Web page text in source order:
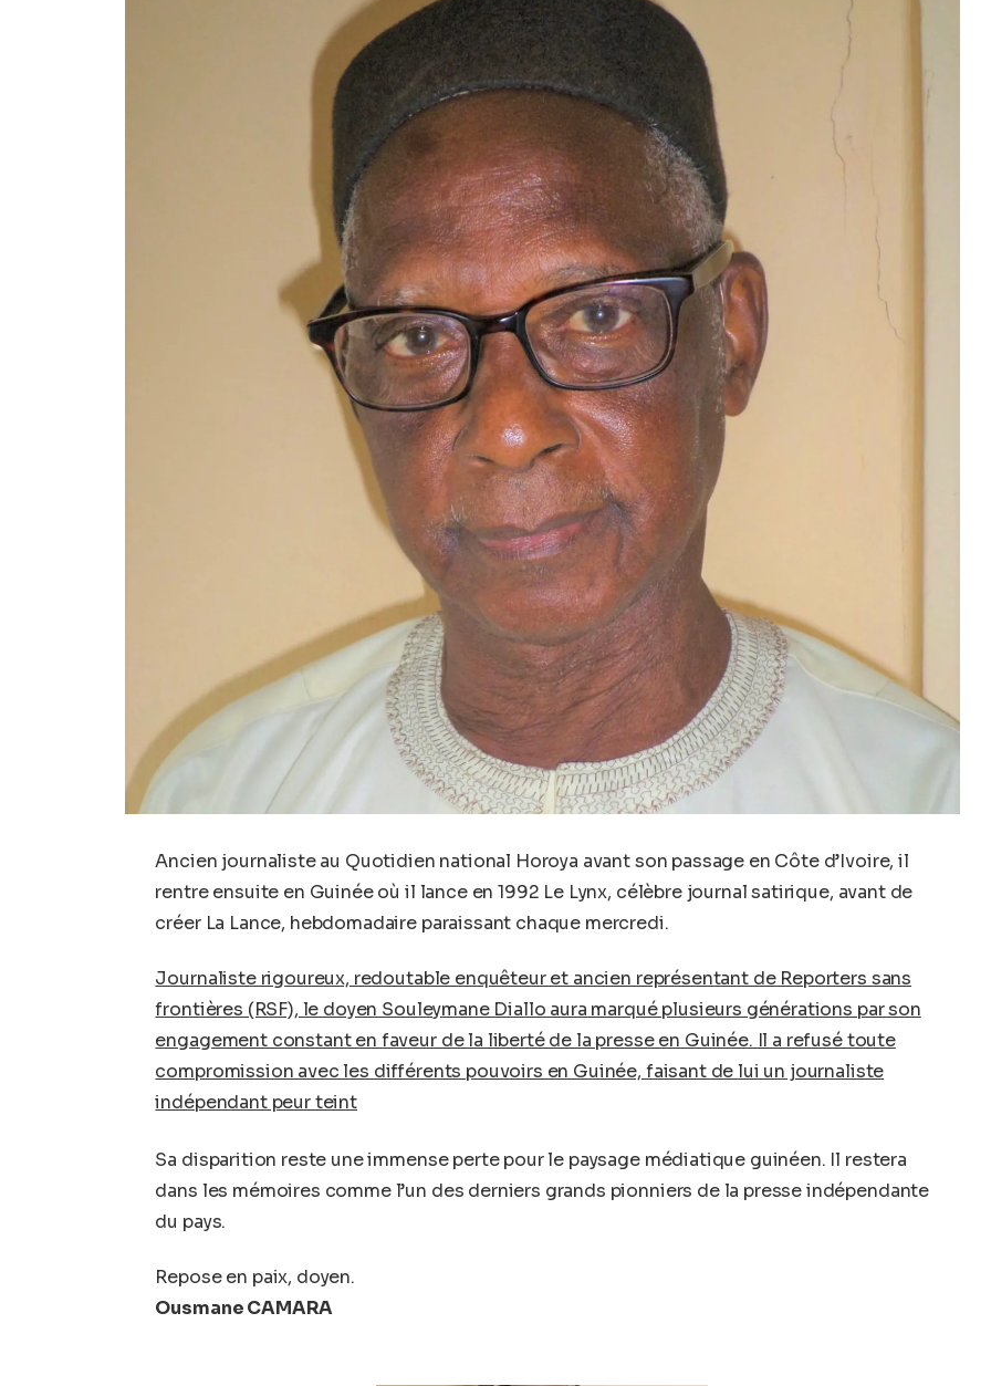
Ancien journaliste au Quotidien national Horoya avant son passage en Côte d’Ivoire, il
rentre ensuite en Guinée où il lance en 1992 Le Lynx, célèbre journal satirique, avant de
créer La Lance, hebdomadaire paraissant chaque mercredi.
Journaliste rigoureux, redoutable enquêteur et ancien représentant de Reporters sans
frontières (RSF), le doyen Souleymane Diallo aura marqué plusieurs générations par son
engagement constant en faveur de la liberté de la presse en Guinée. Il a refusé toute
compromission avec les différents pouvoirs en Guinée, faisant de lui un journaliste
indépendant peur teint
Sa disparition reste une immense perte pour le paysage médiatique guinéen. Il restera
dans les mémoires comme l’un des derniers grands pionniers de la presse indépendante
du pays.
Repose en paix, doyen.
Ousmane CAMARA